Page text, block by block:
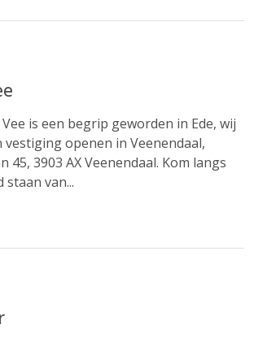
is een begrip geworden in Ede, wij
vestiging openen in Veenendaal,
45, 3903 AX Veenendaal. Kom langs
van...